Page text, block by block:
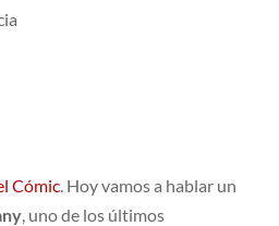
Cómic. Hoy vamos a hablar un
, uno de los últimos